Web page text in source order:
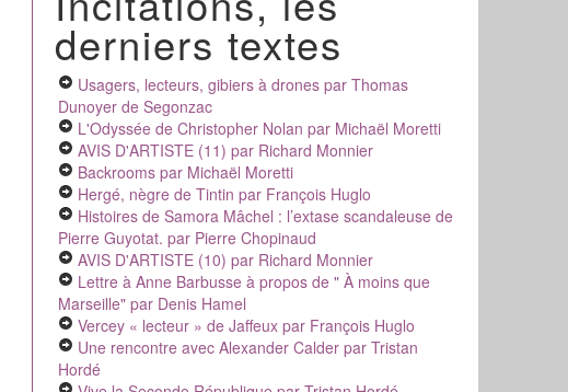
derniers textes
Usagers, lecteurs, gibiers à dronespar Thomas
Dunoyer de Segonzac
L'Odyssée de Christopher Nolan par Michaël Moretti
AVIS D'ARTISTE (11) par Richard Monnier
Backroomspar Michaël Moretti
Hergé, nègre de Tintin par François Huglo
Histoires de Samora Mâchel : l’extase scandaleuse de
Pierre Guyotat. par Pierre Chopinaud
AVIS D'ARTISTE (10) par Richard Monnier
Lettre à Anne Barbusse à propos de " À moins que
Marseille"par Denis Hamel
Vercey « lecteur » de Jaffeuxpar François Huglo
Une rencontre avec Alexander Calderpar Tristan
Hordé